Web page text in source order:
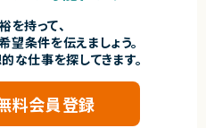
を持って、
条件を伝えましょう。
な仕事を探してきます。
料会員登録